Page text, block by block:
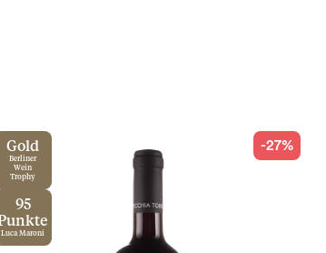
Gold
Berliner
Wein
Trophy
95
Punkte
Luca Maroni
-27%